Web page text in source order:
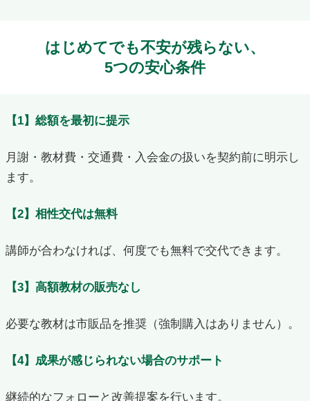
はじめてでも不安が残らない、
5つの安心条件
【1】総額を最初に提示
月謝・教材費・交通費・入会金の扱いを契約前に明示し
ます。
【2】相性交代は無料
講師が合わなければ、何度でも無料で交代できます。
【3】高額教材の販売なし
必要な教材は市販品を推奨（強制購入はありません）。
【4】成果が感じられない場合のサポート
継続的なフォローと改善提案を行います。